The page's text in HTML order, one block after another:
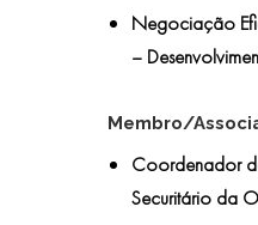
Negociação
–
Membro/
Coordenador
Securitário da